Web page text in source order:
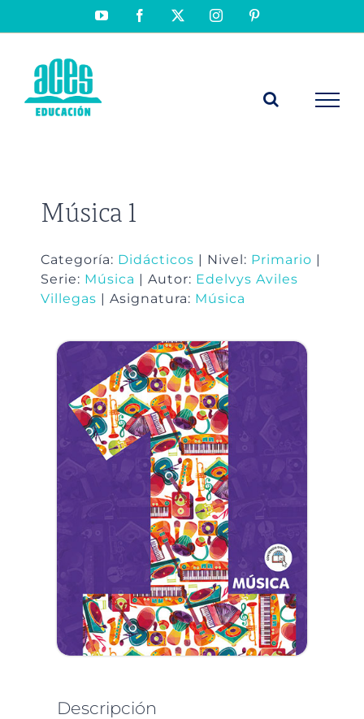
YouTubeFacebook Instagram
Música 1
Categoría: Didácticos | Nivel: Primario
Serie: Música | Autor: Edelvys Aviles
Villegas | Asignatura: Música
Descripción